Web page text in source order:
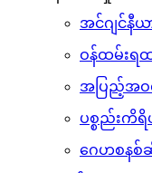
အင်ဂျင်နီယ
ဝန်ထမ်းရထ
အပြည့်အ
ပစ္စည်းကိ
ဂေဟစနစ်